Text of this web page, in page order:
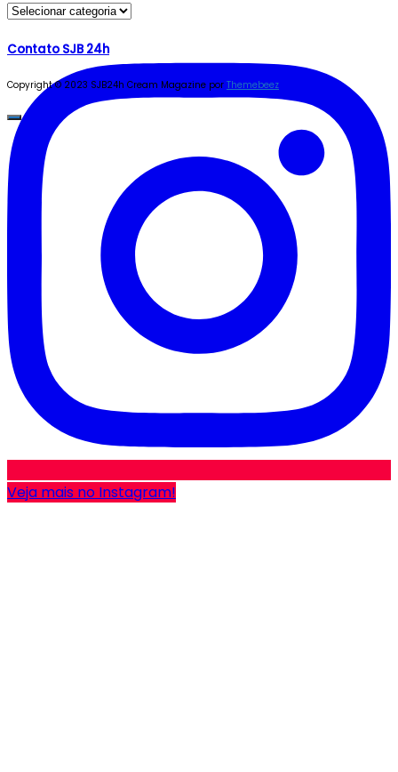
Veja mais no Instagram!
Seções
Contato SJB 24h
Copyright © 2023 SJB24h Cream Magazine por Themebeez